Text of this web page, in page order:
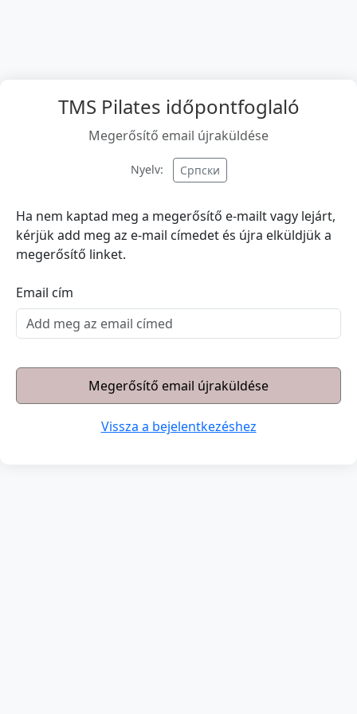
TMS Pilates időpontfoglaló
Megerősítő email újraküldése
Nyelv: Српски
Ha nem kaptad meg a megerősítő e-mailt vagy lejárt,
kérjük add meg az e-mail címedet és újra elküldjük a
megerősítő linket.
Email cím
Vissza a bejelentkezéshez